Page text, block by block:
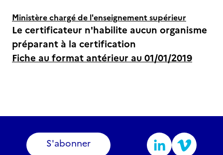
Ministère chargé de l'enseignement supérieur
Le certificateur n'habilite aucun organisme
préparant à la certification
Fiche au format antérieur au 01/01/2019
S'abonner